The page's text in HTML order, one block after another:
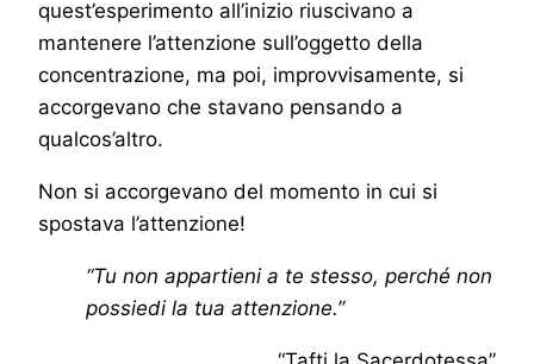
quest’esperimento all’inizio riuscivano a
mantenere l’attenzione sull’oggetto della
concentrazione, ma poi, improvvisamente, si
accorgevano che stavano pensando a
qualcos’altro.
Non si accorgevano del momento in cui si
spostava l’attenzione!
“Tu non appartieni a te stesso, perché non
possiedi la tua attenzione.”